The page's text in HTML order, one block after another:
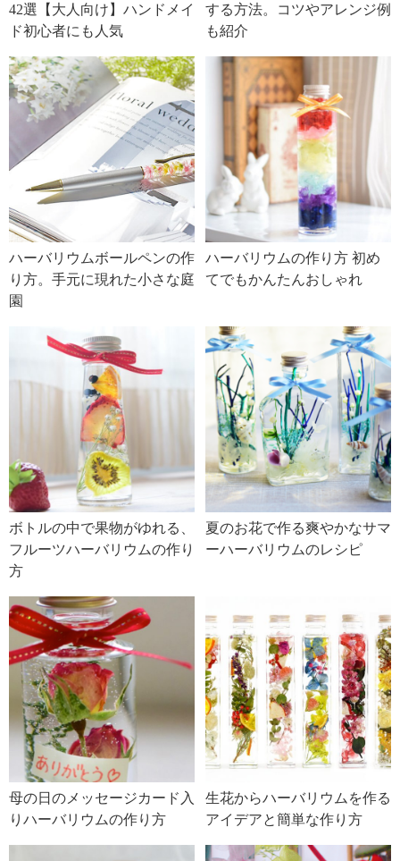
42選【大人向け】ハンドメイ
ド初心者にも人気
する方法。コツやアレンジ例
も紹介
ハーバリウムボールペンの作
り方。手元に現れた小さな庭
園
ハーバリウムの作り方 初め
てでもかんたんおしゃれ
ボトルの中で果物がゆれる、
フルーツハーバリウムの作り
方
夏のお花で作る爽やかなサマ
ーハーバリウムのレシピ
母の日のメッセージカード入
りハーバリウムの作り方
生花からハーバリウムを作る
アイデアと簡単な作り方